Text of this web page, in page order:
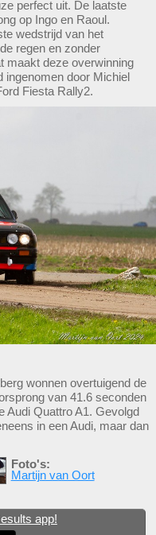
perfect uit. De laatste
op Ingo en Raoul.
wedstrijd van het
regen en zonder
maakt deze overwinning
ingenomen door ​​Michiel
Fiesta Rally2.
wonnen overtuigend de
van 41.6 seconden
Audi Quattro A1. Gevolgd
in een Audi, maar dan
Foto's:
Martijn van Oort
app!